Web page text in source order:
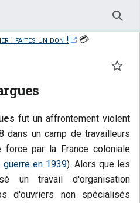
: faites un don !
💳
fut un affrontement violent
un camp de travailleurs
force par la France coloniale
guerre en 1939). Alors que les
un travail d'organisation
d'ouvriers non spécialisés